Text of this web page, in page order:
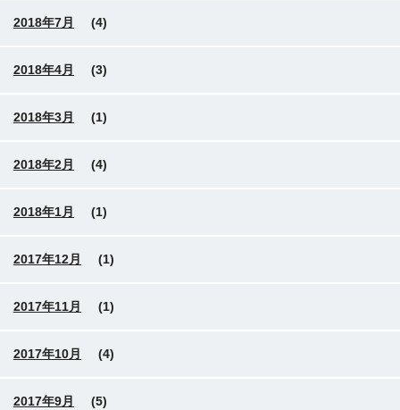
2018年7月 (4)
2018年4月 (3)
2018年3月 (1)
2018年2月 (4)
2018年1月 (1)
2017年12月 (1)
2017年11月 (1)
2017年10月 (4)
2017年9月 (5)